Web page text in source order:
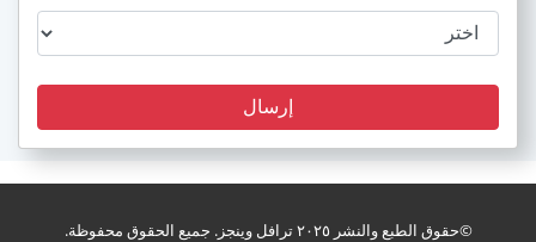
إرسال
©حقوق الطبع والنشر ٢٠٢٥ ترافل وينجز. جميع الحقوق محفوظة.